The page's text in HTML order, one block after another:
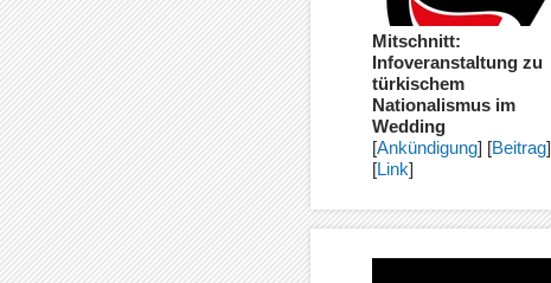
Mitschnitt:
Infoveranstaltung zu
türkischem
Nationalismus im
Wedding
[Ankündigung] [Beitrag]
[Link]